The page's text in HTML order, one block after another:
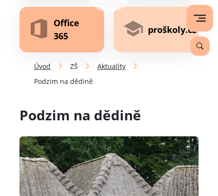
Office
365
proškoly.cz
Úvod ZŠ
Aktuality
Podzim na dědině
Podzim na dědině